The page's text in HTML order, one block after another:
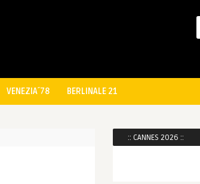
VENEZIA´78 BERLINALE 21
:: CANNES 2026 ::